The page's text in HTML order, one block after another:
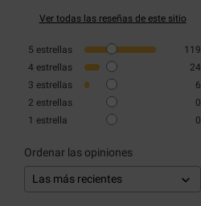
Ver todas las reseñas de este sitio
5 estrellas
119
4 estrellas
24
3 estrellas
6
2 estrellas
0
1 estrella 0
Ordenar las opiniones